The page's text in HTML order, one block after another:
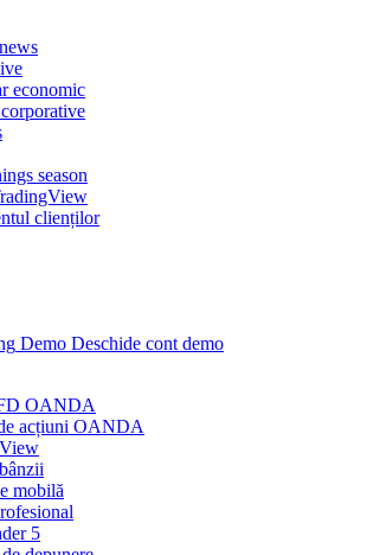
economic
season
clienților
Demo Deschide cont demo
OANDA
acțiuni OANDA
mobilă
5